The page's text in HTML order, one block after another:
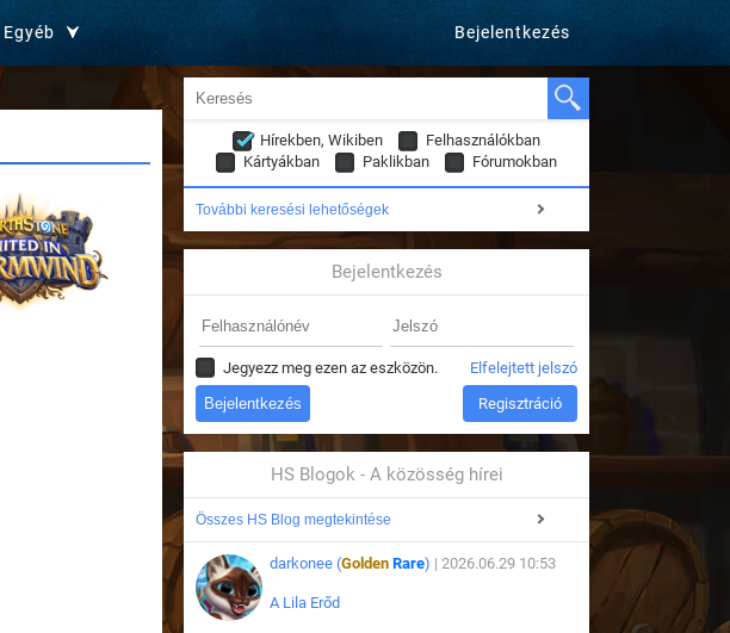
Egyéb Bejelentkezés
Hírekben, Wikiben
Felhasználókban
Kártyákban
Paklikban Fórumokban
További keresési lehetőségek
Bejelentkezés
Jegyezz meg ezen az eszközön. Elfelejtett jelszó
Regisztráció
HS Blogok - A közösség hírei
Összes HS Blog megtekintése
darkonee (Golden Rare) | 2026.06.29 10:53
A Lila Erőd